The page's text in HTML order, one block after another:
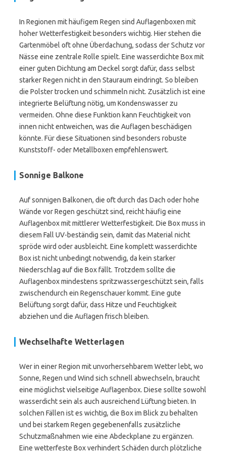
In Regionen mit häufigem Regen sind Auflagenboxen mit
hoher Wetterfestigkeit besonders wichtig. Hier stehen die
Gartenmöbel oft ohne Überdachung, sodass der Schutz vor
Nässe eine zentrale Rolle spielt. Eine wasserdichte Box mit
einer guten Dichtung am Deckel sorgt dafür, dass selbst
starker Regen nicht in den Stauraum eindringt. So bleiben
die Polster trocken und schimmeln nicht. Zusätzlich ist eine
integrierte Belüftung nötig, um Kondenswasser zu
vermeiden. Ohne diese Funktion kann Feuchtigkeit von
innen nicht entweichen, was die Auflagen beschädigen
könnte. Für diese Situationen sind besonders robuste
Kunststoff- oder Metallboxen empfehlenswert.
Sonnige Balkone
Auf sonnigen Balkonen, die oft durch das Dach oder hohe
Wände vor Regen geschützt sind, reicht häufig eine
Auflagenbox mit mittlerer Wetterfestigkeit. Die Box muss in
diesem Fall UV-beständig sein, damit das Material nicht
spröde wird oder ausbleicht. Eine komplett wasserdichte
Box ist nicht unbedingt notwendig, da kein starker
Niederschlag auf die Box fällt. Trotzdem sollte die
Auflagenbox mindestens spritzwassergeschützt sein, falls
zwischendurch ein Regenschauer kommt. Eine gute
Belüftung sorgt dafür, dass Hitze und Feuchtigkeit
abziehen und die Auflagen frisch bleiben.
Wechselhafte Wetterlagen
Wer in einer Region mit unvorhersehbarem Wetter lebt, wo
Sonne, Regen und Wind sich schnell abwechseln, braucht
eine möglichst vielseitige Auflagenbox. Diese sollte sowohl
wasserdicht sein als auch ausreichend Lüftung bieten. In
solchen Fällen ist es wichtig, die Box im Blick zu behalten
und bei starkem Regen gegebenenfalls zusätzliche
Schutzmaßnahmen wie eine Abdeckplane zu ergänzen.
Eine wetterfeste Box verhindert Schäden durch plötzliche